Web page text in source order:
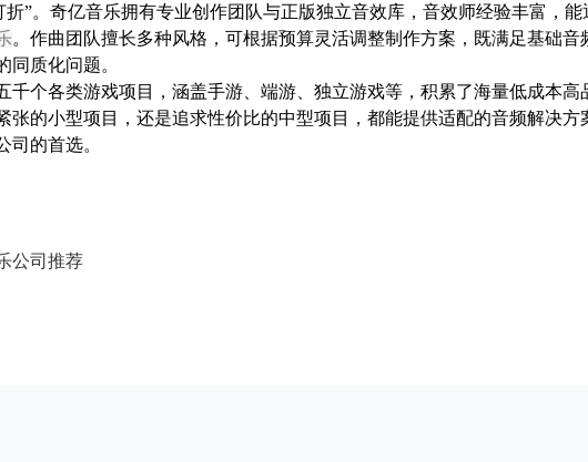
折”。奇亿音乐拥有专业创作团队与正版独立音效库，音效师经验丰富，
。作曲团队擅长多种风格，可根据预算灵活调整制作方案，既满足基础
同质化问题。
千个各类游戏项目，涵盖手游、端游、独立游戏等，积累了海量低成本高
张的小型项目，还是追求性价比的中型项目，都能提供适配的音频解决
司的首选。
公司推荐